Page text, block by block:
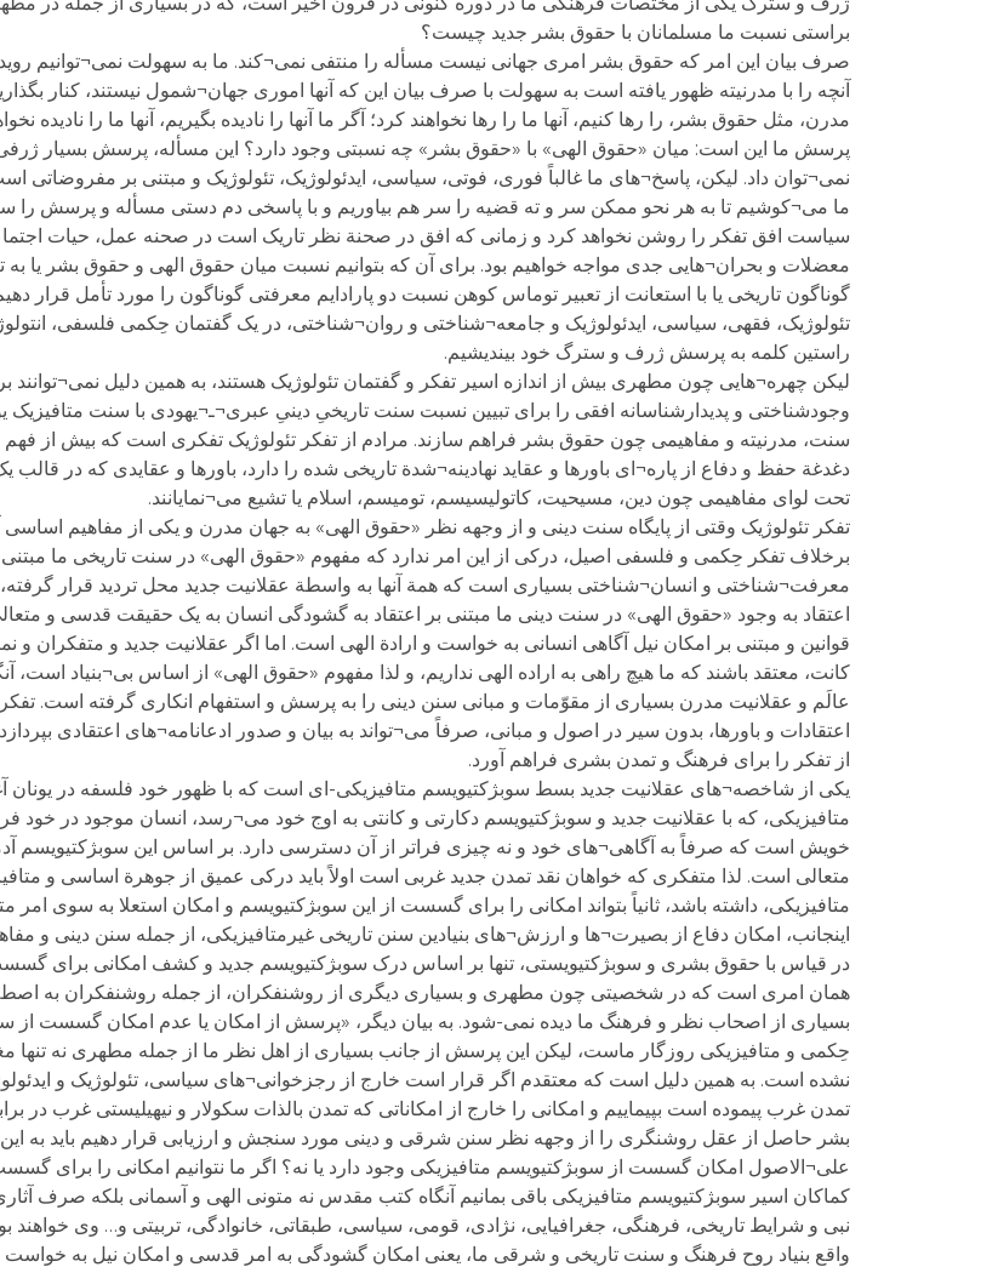
براستی نسبت ما مسلمانان با حقوق بشر جدید چیست؟
صرف بیان این امر که حقوق بشر امری جهانی نیست مسأله را منتفی نمی¬کند. ما به سهولت نمی¬توانیم
آنچه را با مدرنیته ظهور یافته است به سهولت با صرف بیان این که آنها اموری جهان¬شمول نیستند، کنار
مدرن، مثل حقوق بشر، را رها کنیم، آنها ما را رها نخواهند کرد؛ آگر ما آنها را نادیده بگیریم، آنها ما را نادیده
پرسش ما این است: میان «حقوق الهی» با «حقوق بشر» چه نسبتی وجود دارد؟ این مسأله، پرسش بسیار
نمی¬توان داد. لیکن، پاسخ¬های ما غالباً فوری، فوتی، سیاسی، ایدئولوژیک، تئولوژیک و مبتنی بر مفروضاتی
ما می¬کوشیم تا به هر نحو ممکن سر و ته قضیه را سر هم بیاوریم و با پاسخی دم دستی مسأله و پرسش را
سیاست افق تفکر را روشن نخواهد کرد و زمانی که افق در صحنة نظر تاریک است در صحنه عمل، حیات
معضلات و بحران¬هایی جدی مواجه خواهیم بود. برای آن که بتوانیم نسبت میان حقوق الهی و حقوق بشر یا
گوناگون تاریخی یا با استعانت از تعبیر توماس کوهن نسبت دو پارادایم معرفتی گوناگون را مورد تأمل قرار
تئولوژیک، فقهی، سیاسی، ایدئولوژیک و جامعه¬شناختی و روان¬شناختی، در یک گفتمان حِکمی فلسفی،
راستین کلمه به پرسش ژرف و سترگ خود بیندیشیم.
لیکن چهره¬هایی چون مطهری بیش از اندازه اسیر تفکر و گفتمان تئولوژیک هستند، به همین دلیل
وجودشناختی و پدیدارشناسانه افقی را برای تبیین نسبت سنت تاریخیِ دینیِ عبری¬ـ¬یهودی با سنت متافیزیک
سنت، مدرنیته و مفاهیمی چون حقوق بشر فراهم سازند. مرادم از تفکر تئولوژیک تفکری است که بیش از فهم
دغدغة حفظ و دفاع از پاره¬ای باورها و عقاید نهادینه¬شدة تاریخی شده را دارد، باورها و عقایدی که در
تحت لوای مفاهیمی چون دین، مسیحیت، کاتولیسیسم، تومیسم، اسلام یا تشیع می¬نمایانند.
تفکر تئولوژیک وقتی از پایگاه سنت دینی و از وجهه نظر «حقوق الهی» به جهان مدرن و یکی از مفاهیم
برخلاف تفکر حِکمی و فلسفی اصیل، درکی از این امر ندارد که مفهوم «حقوق الهی» در سنت تاریخی ما
معرفت¬شناختی و انسان¬شناختی بسیاری است که همة آنها به واسطة عقلانیت جدید محل تردید قرار
اعتقاد به وجود «حقوق الهی» در سنت دینی ما مبتنی بر اعتقاد به گشودگی انسان به یک حقیقت قدسی و
قوانین و مبتنی بر امکان نیل آگاهی انسانی به خواست و ارادة الهی است. اما اگر عقلانیت جدید و متفکران و
کانت، معتقد باشند که ما هیچ راهی به اراده الهی نداریم، و لذا مفهوم «حقوق الهی» از اساس بی¬بنیاد است،
عالَم و عقلانیت مدرن بسیاری از مقوّمات و مبانی سنن دینی را به پرسش و استفهام انکاری گرفته است.
اعتقادات و باورها، بدون سیر در اصول و مبانی، صرفاً می¬تواند به بیان و صدور ادعانامه¬های اعتقادی
از تفکر را برای فرهنگ و تمدن بشری فراهم آورد.
یکی از شاخصه¬های عقلانیت جدید بسط سوبژکتیویسم متافیزیکی-ای است که با ظهور خود فلسفه در یونان
متافیزیکی، که با عقلانیت جدید و سوبژکتیویسم دکارتی و کانتی به اوج خود می¬رسد، انسان موجود در خود
خویش است که صرفاً به آگاهی¬های خود و نه چیزی فراتر از آن دسترسی دارد. بر اساس این سوبژکتیویسم
متعالی است. لذا متفکری که خواهان نقد تمدن جدید غربی است اولاً باید درکی عمیق از جوهرة اساسی و
متافیزیکی، داشته باشد، ثانیاً بتواند امکانی را برای گسست از این سوبژکتیویسم و امکان استعلا به سوی امر
اینجانب، امکان دفاع از بصیرت¬ها و ارزش¬های بنیادین سنن تاریخی غیرمتافیزیکی، از جمله سنن دینی و
در قیاس با حقوق بشری و سوبژکتیویستی، تنها بر اساس درک سوبژکتیویسم جدید و کشف امکانی برای
همان امری است که در شخصیتی چون مطهری و بسیاری دیگری از روشنفکران، از جمله روشنفکران به
بسیاری از اصحاب نظر و فرهنگ ما دیده نمی-شود. به بیان دیگر، «پرسش از امکان یا عدم امکان گسست
حِکمی و متافیزیکی روزگار ماست، لیکن این پرسش از جانب بسیاری از اهل نظر ما از جمله مطهری نه تنها
نشده است. به همین دلیل است که معتقدم اگر قرار است خارج از رجزخوانی¬های سیاسی، تئولوژیک و
تمدن غرب پیموده است بپیماییم و امکانی را خارج از امکاناتی که تمدن بالذات سکولار و نیهیلیستی غرب در
بشر حاصل از عقل روشنگری را از وجهه نظر سنن شرقی و دینی مورد سنجش و ارزیابی قرار دهیم باید به
علی¬الاصول امکان گسست از سوبژکتیویسم متافیزیکی وجود دارد یا نه؟ اگر ما نتوانیم امکانی را برای
کماکان اسیر سوبژکتیویسم متافیزیکی باقی بمانیم آنگاه کتب مقدس نه متونی الهی و آسمانی بلکه صرف
نبی و شرایط تاریخی، فرهنگی، جغرافیایی، نژادی، قومی، سیاسی، طبقاتی، خانوادگی، تربیتی و… وی خواهند
واقع بنیاد روح فرهنگ و سنت تاریخی و شرقی ما، یعنی امکان گشودگی به امر قدسی و امکان نیل به خواست و